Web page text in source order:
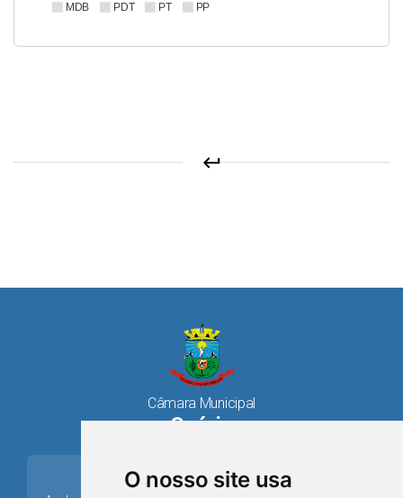
O nosso site usa
MDB PDT PT PP
keyboard_return
Câmara Municipal
Osório
place